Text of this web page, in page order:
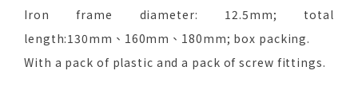
Iron frame diameter: 12.5mm; total
length:130mm、160mm、180mm; box packing.
With a pack of plastic and a pack of screw fittings.